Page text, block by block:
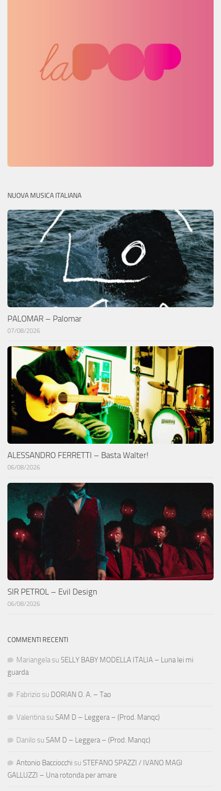
NUOVA MUSICA ITALIANA
PALOMAR – Palomar
07/08/2026
ALESSANDRO FERRETTI – Basta Walter!
06/08/2026
SIR PETROL – Evil Design
06/08/2026
COMMENTI RECENTI
Mariangela su SELLY BABY MODELLA ITALIA – Luna lei mi
guarda
Fabrizio su DORIAN O. A. – Tao
Valentina su SAM D – Leggera – (Prod. Manqc)
Danilo su SAM D – Leggera – (Prod. Manqc)
Antonio Bacciocchi su STEFANO SPAZZI / IVANO MAGI
GALLUZZI – Una rotonda per amare